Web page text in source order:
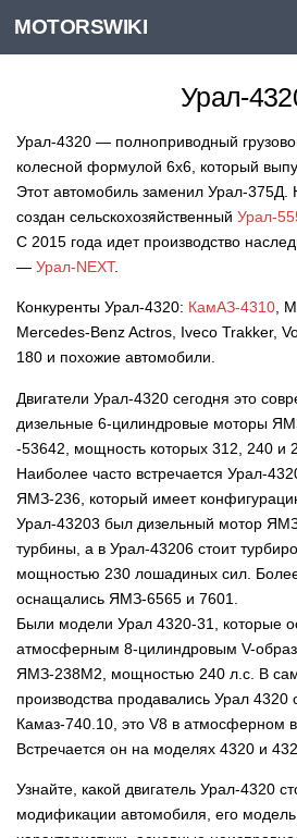
Skip to content
MOTORSWIKI
Урал-
Урал-4320 — полноприводный
колесной формулой 6х6, который
Этот автомобиль заменил Урал-375Д.
создан сельскохозяйственный Урал-
С 2015 года идет производство
— Урал-NEXT.
Конкуренты Урал-4320: КамАЗ-4310,
Mercedes-Benz Actros, Iveco Trakker,
180 и похожие автомобили.
Двигатели Урал-4320 сегодня это
дизельные 6-цилиндровые моторы
-53642, мощность которых 312, 240 и
Наиболее часто встречается Урал-
ЯМЗ-236, который имеет
Урал-43203 был дизельный мотор
турбины, а в Урал-43206 стоит
мощностью 230 лошадиных сил.
оснащались ЯМЗ-6565 и 7601.
Были модели Урал 4320-31, которые
атмосферным 8-цилиндровым V-
ЯМЗ-238М2, мощностью 240 л.с. В
производства продавались Урал 4320
Камаз-740.10, это V8 в атмосферном
Встречается он на моделях 4320 и
Узнайте, какой двигатель Урал-4320
модификации автомобиля, его